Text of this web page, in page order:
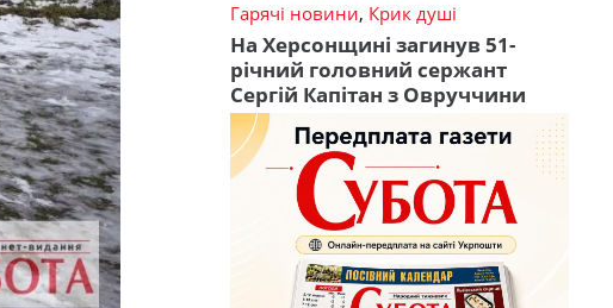
Гарячі новини, Крик душі
На Херсонщині загинув 51-
річний головний сержант
Сергій Капітан з Овруччини